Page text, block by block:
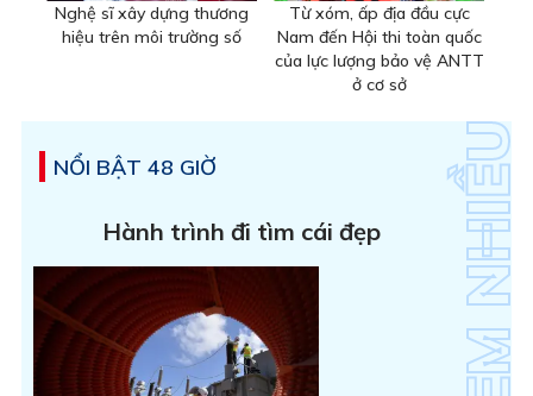
Nghệ sĩ xây dựng thương
hiệu trên môi trường số
Từ xóm, ấp địa đầu cực
Nam đến Hội thi toàn quốc
của lực lượng bảo vệ ANTT
ở cơ sở
NỔI BẬT 48 GIỜ
Hành trình đi tìm cái đẹp